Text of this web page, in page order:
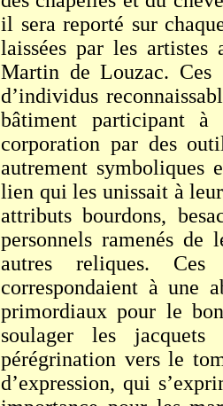
il sera reporté sur
laissées par les artistes
Martin de Louzac. Ces
d’individus
bâtiment participant
corporation par des
autrement symboliques
lien qui les unissait à
attributs bourdons,
personnels ramenés de
autres reliques. Ces
correspondaient à une
primordiaux pour le
soulager les
pérégrination vers le
d’expression, qui